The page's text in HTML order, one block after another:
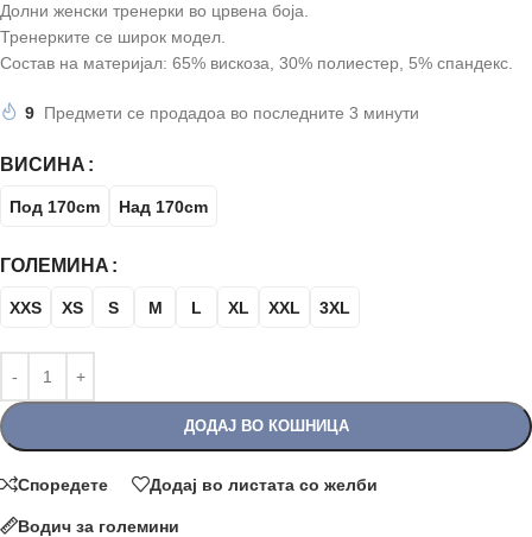
Долни женски тренерки во црвена боја.
Тренерките се широк модел.
Состав на материјал: 65% вискоза, 30% полиестер, 5% спандекс.
9 Предмети се продадоа во последните 3 минути
ВИСИНА
Под 170cm Над 170cm
ГОЛЕМИНА
XXS XS S M L XL XXL 3XL
ДОДАЈ ВО КОШНИЦА
Споредете Додај во листата со желби
Водич за големини